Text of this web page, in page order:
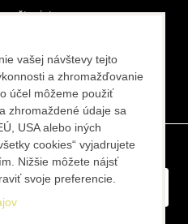
šteniat
vašej návštevy tejto
a zhromažďovanie
účel môžeme použiť
zhromaždené údaje sa
USA alebo iných
cookies“ vyjadrujete
Nižšie môžete nájsť
svoje preferencie.